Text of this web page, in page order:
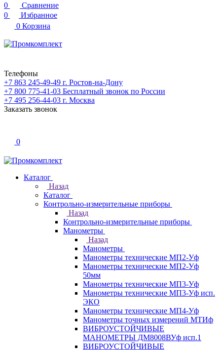
0
Сравнение
0
Избранное
0 Корзина
Телефоны
+7 863 245-49-49 г. Ростов-на-Дону
+7 800 775-41-03 Бесплатный звонок по России
+7 495 256-44-03 г. Москва
Заказать звонок
0
Каталог
Назад
Каталог
Контрольно-измерительные приборы
Назад
Контрольно-измерительные приборы
Манометры
Назад
Манометры
Манометры технические МП2-Уф
Манометры технические МП2-Уф
50мм
Манометры технические МП3-Уф
Манометры технические МП3-Уф исп.
ЭКО
Манометры технические МП4-Уф
Манометры точных измерений МТИф
ВИБРОУСТОЙЧИВЫЕ
МАНОМЕТРЫ ДМ8008ВУф исп.1
ВИБРОУСТОЙЧИВЫЕ